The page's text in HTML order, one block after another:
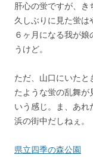
肝心の蛍ですが、き
久しぶりに見た蛍は
６ヶ月になる我が
うけど。
ただ、山口にいたと
たような蛍の乱舞が
いう感じ。ま、あ
浜の街中だしねぇ。
県立四季の森公園